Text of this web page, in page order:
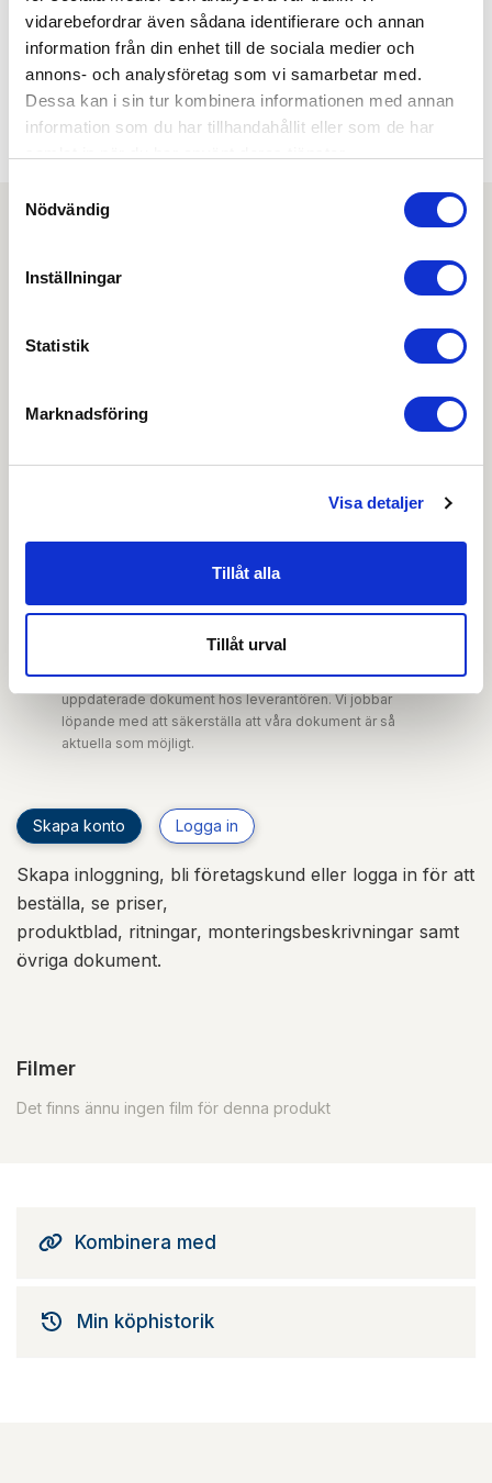
vidarebefordrar även sådana identifierare och annan
information från din enhet till de sociala medier och
annons- och analysföretag som vi samarbetar med.
Dessa kan i sin tur kombinera informationen med annan
information som du har tillhandahållit eller som de har
Nödvändig
Inställningar
Statistik
Marknadsföring
Visa detaljer
Tillåt alla
Tillåt urval
Nej
Ja
SMALPROFIL/MODUL:
Modul
SPLITSPINDEL:
Produktkatalog
OBS:Vi reserverar oss för att det kan finnas
uppdaterade dokument hos leverantören. Vi jobbar
löpande med att säkerställa att våra dokument är så
aktuella som möjligt.
Skapa konto Logga in
Skapa inloggning, bli företagskund eller logga in för att
beställa, se priser,
produktblad, ritningar, monteringsbeskrivningar samt
övriga dokument.
Filmer
Det finns ännu ingen film för denna produkt
Kombinera med
Min köphistorik